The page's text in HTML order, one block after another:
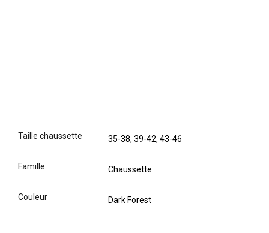
taille chaussette 35-38, 39-42, 43-46
famille Chaussette
couleur Dark Forest